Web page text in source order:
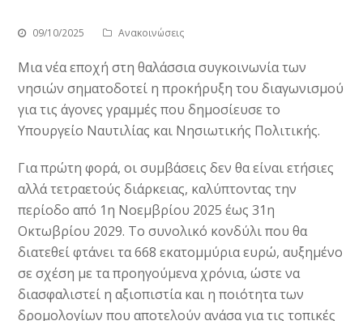
09/10/2025 Ανακοινώσεις
Μια νέα εποχή στη θαλάσσια συγκοινωνία των
νησιών σηματοδοτεί η προκήρυξη του διαγωνισμού
για τις άγονες γραμμές που δημοσίευσε το
Υπουργείο Ναυτιλίας και Νησιωτικής Πολιτικής.
Για πρώτη φορά, οι συμβάσεις δεν θα είναι ετήσιες
αλλά τετραετούς διάρκειας, καλύπτοντας την
περίοδο από 1η Νοεμβρίου 2025 έως 31η
Οκτωβρίου 2029. Το συνολικό κονδύλι που θα
διατεθεί φτάνει τα 668 εκατομμύρια ευρώ, αυξημένο
σε σχέση με τα προηγούμενα χρόνια, ώστε να
διασφαλιστεί η αξιοπιστία και η ποιότητα των
δρομολογίων που αποτελούν ανάσα για τις τοπικές